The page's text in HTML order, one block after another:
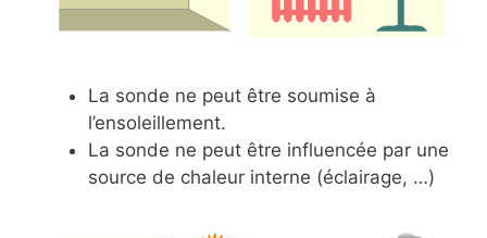
La sonde ne peut être soumise à
l’ensoleillement.
La sonde ne peut être influencée par une
source de chaleur interne (éclairage, …)